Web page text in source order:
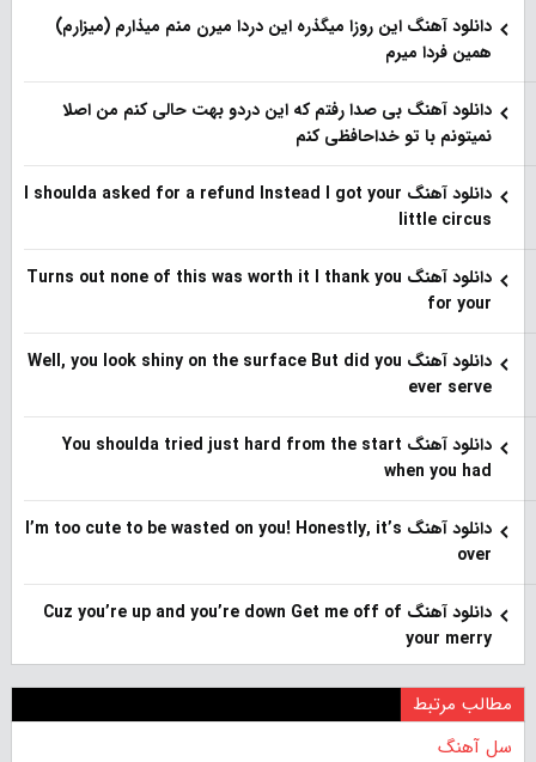
دانلود آهنگ این روزا میگذره این دردا میرن منم میذارم (میزارم)
همین فردا میرم
دانلود آهنگ بی صدا رفتم که این دردو بهت حالی کنم من اصلا
نمیتونم با تو خداحافظی کنم
دانلود آهنگ I shoulda asked for a refund Instead I got your
little circus
دانلود آهنگ Turns out none of this was worth it I thank you
for your
دانلود آهنگ Well, you look shiny on the surface But did you
ever serve
دانلود آهنگ You shoulda tried just hard from the start
when you had
دانلود آهنگ I’m too cute to be wasted on you! Honestly, it’s
over
دانلود آهنگ Cuz you’re up and you’re down Get me off of
your merry
مطالب مرتبط
سل آهنگ